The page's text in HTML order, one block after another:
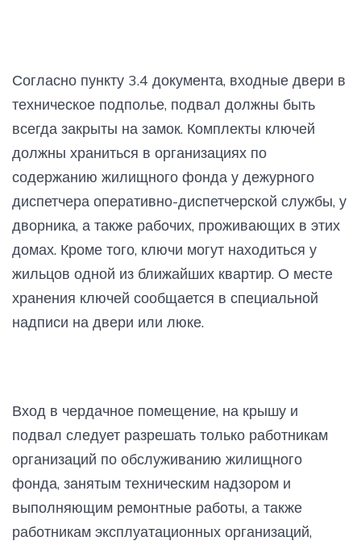
Согласно пункту 3.4 документа, входные двери в
техническое подполье, подвал должны быть
всегда закрыты на замок. Комплекты ключей
должны храниться в организациях по
содержанию жилищного фонда у дежурного
диспетчера оперативно-диспетчерской службы, у
дворника, а также рабочих, проживающих в этих
домах. Кроме того, ключи могут находиться у
жильцов одной из ближайших квартир. О месте
хранения ключей сообщается в специальной
надписи на двери или люке.
Вход в чердачное помещение, на крышу и
подвал следует разрешать только работникам
организаций по обслуживанию жилищного
фонда, занятым техническим надзором и
выполняющим ремонтные работы, а также
работникам эксплуатационных организаций,